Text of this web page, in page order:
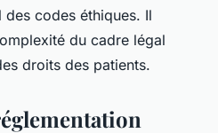
des codes éthiques. Il
du cadre légal
droits des patients.